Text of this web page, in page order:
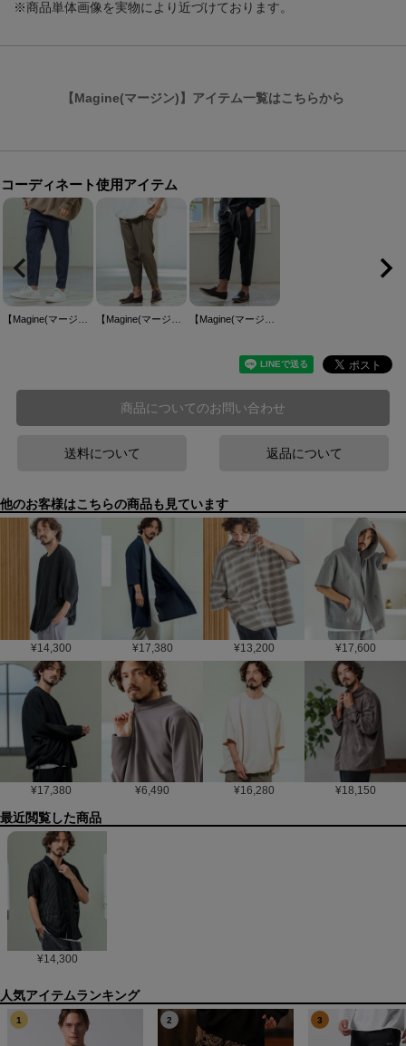
※商品単体画像を実物により近づけております。
【Magine(マージン)】アイテム一覧はこちらから
コーディネート使用アイテム
商品についてのお問い合わせ
送料について 返品について
他のお客様はこちらの商品も見ています
¥14,300 ¥17,380 ¥13,200 ¥17,600
¥17,380 ¥6,490 ¥16,280 ¥18,150
最近閲覧した商品
¥14,300
1 2 3